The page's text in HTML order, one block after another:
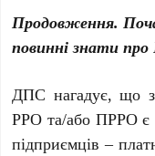
Продовження.
повинні знати про
ДПС нагадує, що з
РРО та/або ПРРО є
підприємців –